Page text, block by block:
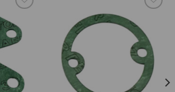
Auf die
Wunschliste